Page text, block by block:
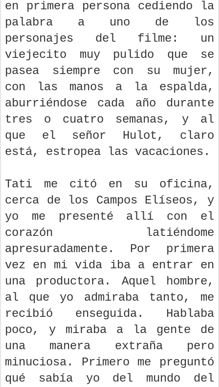
en primera persona cediendo la
palabra a uno de los
personajes del filme: un
viejecito muy pulido que se
pasea siempre con su mujer,
con las manos a la espalda,
aburriéndose cada año durante
tres o cuatro semanas, y al
que el señor Hulot, claro
está, estropea las vacaciones.
Tati me citó en su oficina,
cerca de los Campos Elíseos, y
yo me presenté allí con el
corazón latiéndome
apresuradamente. Por primera
vez en mi vida iba a entrar en
una productora. Aquel hombre,
al que yo admiraba tanto, me
recibió enseguida. Hablaba
poco, y miraba a la gente de
una manera extraña pero
minuciosa. Primero me preguntó
qué sabía yo del mundo del